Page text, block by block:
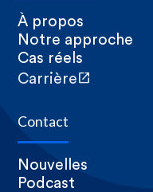
À propos
Notre approche
Cas réels
Carrièreopen_in_new
Contact
Nouvelles
Podcast